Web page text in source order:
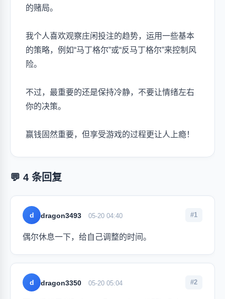
的赌局。
我个人喜欢观察庄闲投注的趋势，运用一些基本
的策略，例如“马丁格尔”或“反马丁格尔”来控制风
险。
不过，最重要的还是保持冷静，不要让情绪左右
你的决策。
赢钱固然重要，但享受游戏的过程更让人上瘾！
💬 4 条回复
d dragon3493 05-20 04:40 #1
偶尔休息一下，给自己调整的时间。
d dragon3350 05-20 05:04 #2